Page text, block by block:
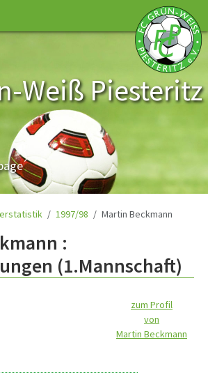
Weiß Piesteritz
1997/98 Martin Beckmann
:
(1.Mannschaft)
zum Profil
von
Martin Beckmann